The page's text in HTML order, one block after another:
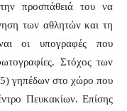
προσπάθειά του να
των αθλητών και τη
οι υπογραφές που
Στόχος των
γηπέδων στο χώρο που
Πευκακίων. Επίσης